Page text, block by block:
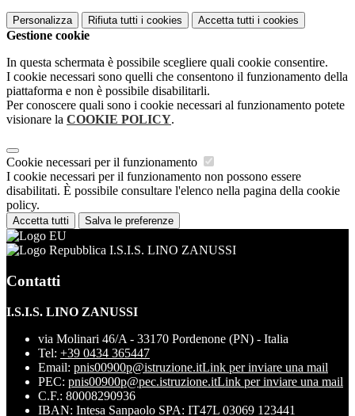
Personalizza Rifiuta tutti i cookies Accetta tutti i cookies
Gestione cookie
In questa schermata è possibile scegliere quali cookie consentire.
I cookie necessari sono quelli che consentono il funzionamento della
piattaforma e non è possibile disabilitarli.
Per conoscere quali sono i cookie necessari al funzionamento potete
visionare la COOKIE POLICY.
Cookie necessari per il funzionamento
I cookie necessari per il funzionamento non possono essere
disabilitati. È possibile consultare l'elenco nella pagina della cookie
policy.
Accetta tutti Salva le preferenze
I.S.I.S. LINO ZANUSSI
Contatti
I.S.I.S. LINO ZANUSSI
via Molinari 46/A - 33170 Pordenone (PN) - Italia
Tel: +39 0434 365447
Email: pnis00900p@istruzione.itLink per inviare una mail
PEC: pnis00900p@pec.istruzione.itLink per inviare una mail
C.F.: 80008290936
IBAN: Intesa Sanpaolo SPA: IT47L 03069 123441